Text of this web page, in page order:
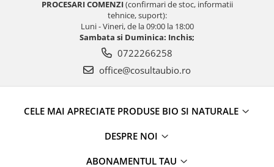
PROCESARI COMENZI(confirmari de stoc, informatii
tehnice, suport):
Luni - Vineri, de la 09:00 la 18:00
Sambata si Duminica: Inchis;
0722266258
office@cosultaubio.ro
CELE MAI APRECIATE PRODUSE BIO SI NATURALE
DESPRE NOI
ABONAMENTUL TAU